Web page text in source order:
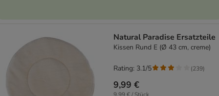
Natural Paradise Ersatzteile
Kissen Rund E (Ø 43 cm, creme)
9,99 €
Rating: 3.1/5 (239)